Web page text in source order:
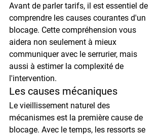
Avant de parler tarifs, il est essentiel de
comprendre les causes courantes d'un
blocage. Cette compréhension vous
aidera non seulement à mieux
communiquer avec le serrurier, mais
aussi à estimer la complexité de
l'intervention.
Les causes mécaniques
Le vieillissement naturel des
mécanismes est la première cause de
blocage. Avec le temps, les ressorts se